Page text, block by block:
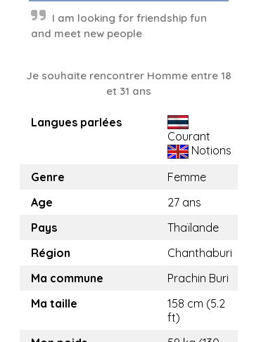
I am looking for friendship fun
and meet new people
Je souhaite rencontrer Homme entre 18
et 31 ans
Langues parlées
Courant
Notions
Genre
Femme
Age
27 ans
Pays
Thaïlande
Région
Chanthaburi
Ma commune
Prachin Buri
Ma taille
158 cm (5.2
ft)